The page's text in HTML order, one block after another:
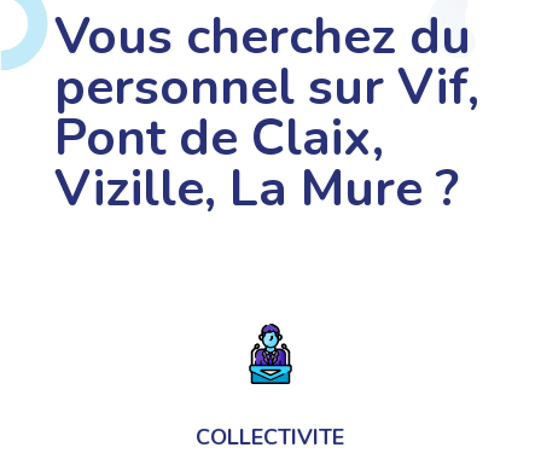
Vous cherchez du
personnel sur Vif,
Pont de Claix,
Vizille, La Mure ?
COLLECTIVITE